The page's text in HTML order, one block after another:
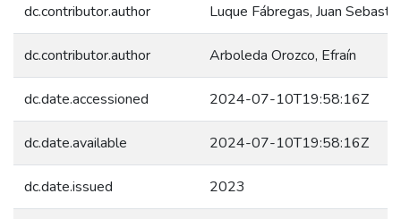
dc.contributor.author Luque Fábregas, Juan
dc.contributor.author Arboleda Orozco, Efraín
dc.date.accessioned 2024-07-10T19:58:16Z
dc.date.available 2024-07-10T19:58:16Z
dc.date.issued 2023